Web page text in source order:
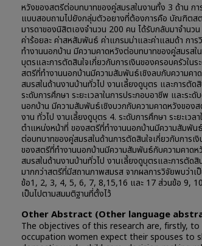
หวังของสตรีต่อบทบาทของคู่สมรสในงานทั้ง 3 ด้าน กา
แบบสอบถามไปยังกลุ่มตัวอยางที่ต้องการคือ บัณฑิตส
มารดาของนิสิตเองจำนวน 200 คน ได้รับกลับมาจำนว
ค่าร้อยละ ค่าสหสัมพันธ์ ค่าแกรมม่าและค่าแลมด้า กา
ทำงานนอกบ้าน มีความคาดหวังต่อบทบาทของคู่สมรสใ
บุตรและการตัดสินใจเกี่ยวกับการเงินของครอบครัวใน
สตรีที่ทำงานนอกบ้านมีความสัมพันธ์เชิงลบกับความค
สมรสในด้านงานบ้านทั่วไป งานเลี้ยงดูบุตร และการตัด
ระดับการศึกษา ระยะเวลาในการประกอบอาชีพ และร
นอกบ้าน มีความสัมพันธ์เชิงบวกกับความคาดหวังของ
งาน ทั่วไป งานเลี้ยงดูบุตร 4. ระดับการศึกษา ระยะเวล
ตำแหน่งหน้าที่ ของสตรีที่ทำงานนอกบ้านมีความสัมพัน
ต่อบทบาทของคู่สมรสในด้านการตัดสินใจเกี่ยวกับการเ
ของสตรีที่ทำงานนอกบ้านมีความสัมพันธ์กับความคาด
สมรสในด้านงานบ้านทั่วไป งานเลี้ยงดูบุตรและการตัดสิ
มากกว่าสตรีที่มีสถานภาพสมรส จากผลการวิจัยพบว่า
ข้อ1, 2, 3, 4, 5, 6, 7, 8,15,16 และ 17 ส่วนข้อ 9,
เป็นไปตามสมมติฐานที่ตั้งไว้
Other Abstract (Other language
The objectives of this research are, firstly,
occupation women expect their spouses to